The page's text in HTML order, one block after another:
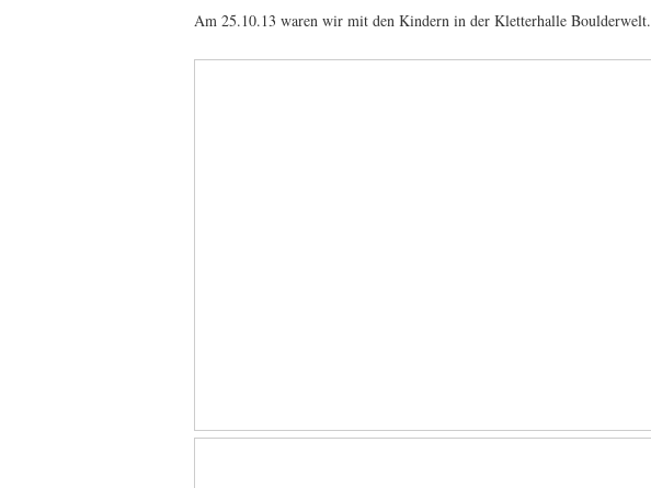
Am 25.10.13 waren wir mit den Kindern in der Kletterhalle Boulderwelt.